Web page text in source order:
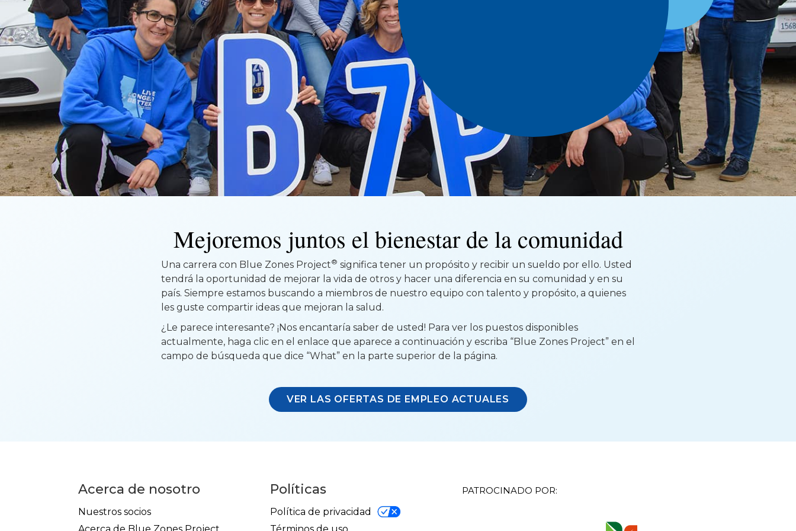
Mejoremos juntos el bienestar de la comunidad
Una carrera con Blue Zones Project® significa tener un propósito y recibir un sueldo por ello. Usted
tendrá la oportunidad de mejorar la vida de otros y hacer una diferencia en su comunidad y en su
país. Siempre estamos buscando a miembros de nuestro equipo con talento y propósito, a quienes
les guste compartir ideas que mejoran la salud.
¿Le parece interesante? ¡Nos encantaría saber de usted! Para ver los puestos disponibles
actualmente, haga clic en el enlace que aparece a continuación y escriba “Blue Zones Project” en el
campo de búsqueda que dice “What” en la parte superior de la página.
VER LAS OFERTAS DE EMPLEO ACTUALES
Acerca de nosotro
Nuestros socios
Políticas
Política de privacidad
PATROCINADO POR: